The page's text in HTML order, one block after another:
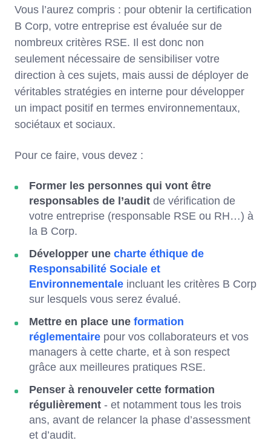
Vous l’aurez compris : pour obtenir la certification
B Corp, votre entreprise est évaluée sur de
nombreux critères RSE. Il est donc non
seulement nécessaire de sensibiliser votre
direction à ces sujets, mais aussi de déployer de
véritables stratégies en interne pour développer
un impact positif en termes environnementaux,
sociétaux et sociaux.
Pour ce faire, vous devez :
Former les personnes qui vont être
responsables de l’audit de vérification de
votre entreprise (responsable RSE ou RH…) à
la B Corp.
Développer une charte éthique de
Responsabilité Sociale et
Environnementale incluant les critères B Corp
sur lesquels vous serez évalué.
Mettre en place une formation
réglementaire pour vos collaborateurs et vos
managers à cette charte, et à son respect
grâce aux meilleures pratiques RSE.
Penser à renouveler cette formation
régulièrement - et notamment tous les trois
ans, avant de relancer la phase d’assessment
et d’audit.